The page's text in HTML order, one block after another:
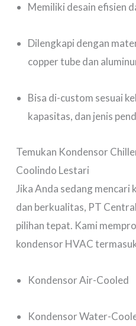
Memiliki desain efisien
Dilengkapi dengan
copper tube dan
Bisa di-custom sesuai
kapasitas, dan jenis
Temukan Kondensor
Coolindo Lestari
Jika Anda sedang mencari
dan berkualitas, PT
pilihan tepat. Kami
kondensor HVAC
Kondensor Air-Cooled
Kondensor Water-